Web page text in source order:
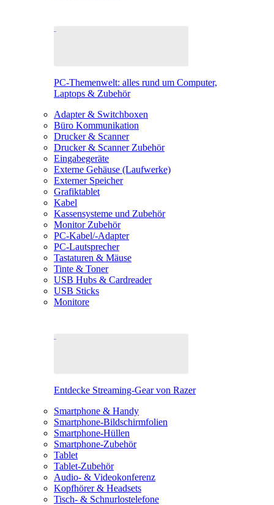
PC-Themenwelt: alles rund um Computer,
Laptops & Zubehör
Adapter & Switchboxen
Büro Kommunikation
Drucker & Scanner
Drucker & Scanner Zubehör
Eingabegeräte
Externe Gehäuse (Laufwerke)
Externer Speicher
Grafiktablet
Kabel
Kassensysteme und Zubehör
Monitor Zubehör
PC-Kabel/-Adapter
PC-Lautsprecher
Tastaturen & Mäuse
Tinte & Toner
USB Hubs & Cardreader
USB Sticks
Monitore
Entdecke Streaming-Gear von Razer
Smartphone & Handy
Smartphone-Bildschirmfolien
Smartphone-Hüllen
Smartphone-Zubehör
Tablet
Tablet-Zubehör
Audio- & Videokonferenz
Kopfhörer & Headsets
Tisch- & Schnurlostelefone